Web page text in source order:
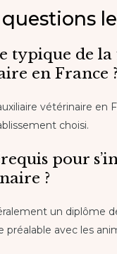
typique de
en France ?
vétérinaire en
choisi.
pour
?
un diplôme
préalable avec les